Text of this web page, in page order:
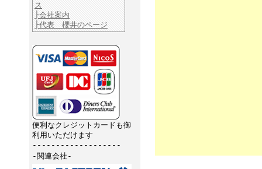
ス
├会社案内
├代表 櫻井のページ
便利なクレジットカードも御
利用いただけます
-------------------
-関連会社-